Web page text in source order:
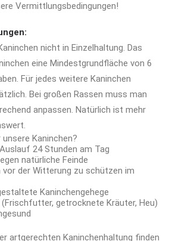
Vermittlungsbedingungen!
nicht in Einzelhaltung. Das
eine Mindestgrundfläche von 6
Für jedes weitere Kaninchen
Bei großen Rassen muss man
anpassen. Natürlich ist mehr
Kaninchen?
24 Stunden am Tag
natürliche Feinde
der Witterung zu schützen im
Kaninchengehege
getrocknete Kräuter, Heu)
artgerechten Kaninchenhaltung finden